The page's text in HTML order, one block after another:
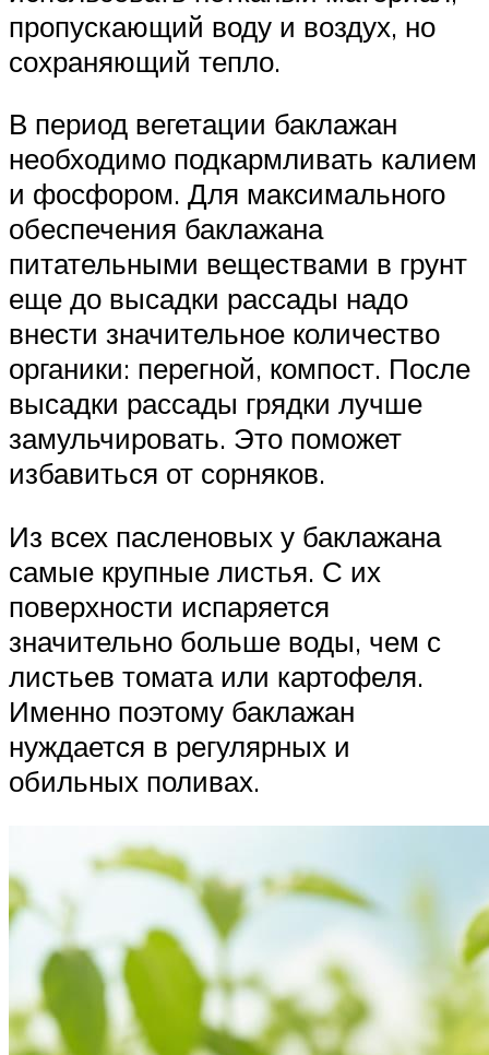
пропускающий воду и воздух, но
сохраняющий тепло.
В период вегетации баклажан
необходимо подкармливать калием
и фосфором. Для максимального
обеспечения баклажана
питательными веществами в грунт
еще до высадки рассады надо
внести значительное количество
органики: перегной, компост. После
высадки рассады грядки лучше
замульчировать. Это поможет
избавиться от сорняков.
Из всех пасленовых у баклажана
самые крупные листья. С их
поверхности испаряется
значительно больше воды, чем с
листьев томата или картофеля.
Именно поэтому баклажан
нуждается в регулярных и
обильных поливах.